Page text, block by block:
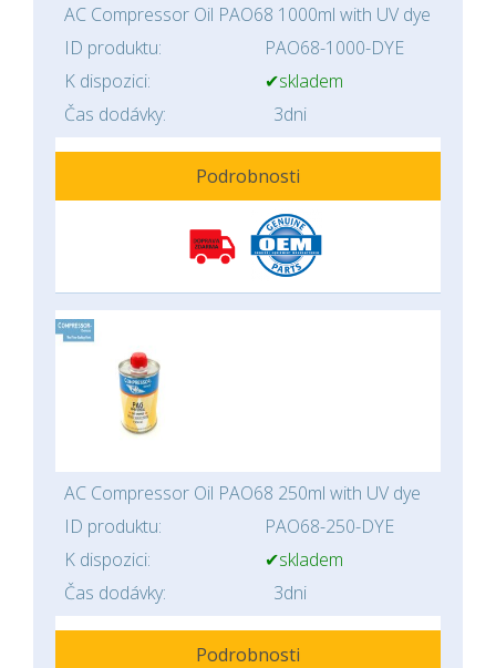
AC Compressor Oil PAO68 1000ml with UV dye
ID produktu:
PAO68-1000-DYE
K dispozici:
✔skladem
Čas dodávky:
3dni
Podrobnosti
AC Compressor Oil PAO68 250ml with UV dye
ID produktu:
PAO68-250-DYE
K dispozici:
✔skladem
Čas dodávky:
3dni
Podrobnosti